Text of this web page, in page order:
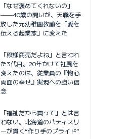
「なぜ褒めてくれないの」
——40歳の問いが、天職を手
放した元幼稚園教諭を「愛を
伝える起業家」に変えた
「殿様商売だよね」と言われ
た3代目。20年かけて社風を
変えたのは、従業員の『物心
両面の幸せ』実現への強い信
念
「福祉だから買って」とは言
わない。北海道のパティスリ
ーが貫く“作り手のプライド”